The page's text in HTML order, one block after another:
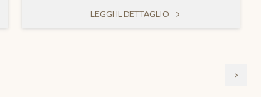
LEGGI IL DETTAGLIO